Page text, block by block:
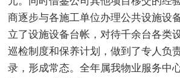
商逐步与各施工单位办理公共设施设
立了设施设备台帐，对待千余台各类
巡检制度和保养计划，做到了专人负
录，形成常态。全年属我物业服务中